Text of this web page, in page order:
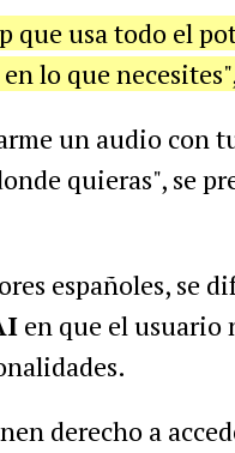
que usa todo el
lo que
un audio con
quieras", se
españoles, se
en que el usuario
derecho a